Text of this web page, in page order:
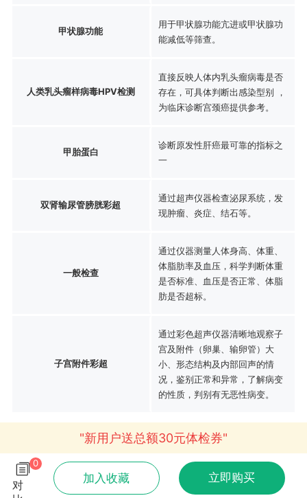
甲状腺功能
用于甲状腺功能亢进或甲状腺功
能减低等筛查。
人类乳头瘤样病毒HPV检测
直接反映人体内乳头瘤病毒是否
存在，可具体判断出感染型别 ，
为临床诊断宫颈癌提供参考。
甲胎蛋白
诊断原发性肝癌最可靠的指标之
一
双肾输尿管膀胱彩超
通过超声仪器检查泌尿系统，发
现肿瘤、炎症、结石等。
一般检查
通过仪器测量人体身高、体重、
体脂肪率及血压，科学判断体重
是否标准、血压是否正常、体脂
肪是否超标。
子宫附件彩超
通过彩色超声仪器清晰地观察子
宫及附件（卵巢、输卵管）大
小、形态结构及内部回声的情
况，鉴别正常和异常，了解病变
的性质，判别有无恶性病变。
"新用户送总额30元体检券"
0
对
加入收藏 立即购买